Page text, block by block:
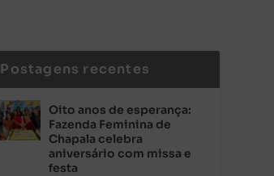
Postagens recentes
Oito anos de esperança:
Fazenda Feminina de
Chapala celebra
aniversário com missa e
festa